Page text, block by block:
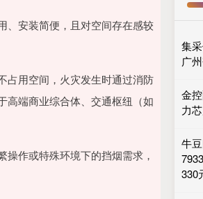
、安装简便，且对空间存在感较
占用空间，火灾发生时通过消防
高端商业综合体、交通枢纽（如
作或特殊环境下的挡烟需求，
集
广
金
力
牛
330